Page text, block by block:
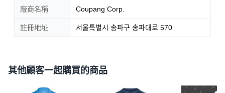
廠商名稱 Coupang Corp.
註冊地址 서울특별시 송파구 송파대로 570
其他顧客一起購買的商品